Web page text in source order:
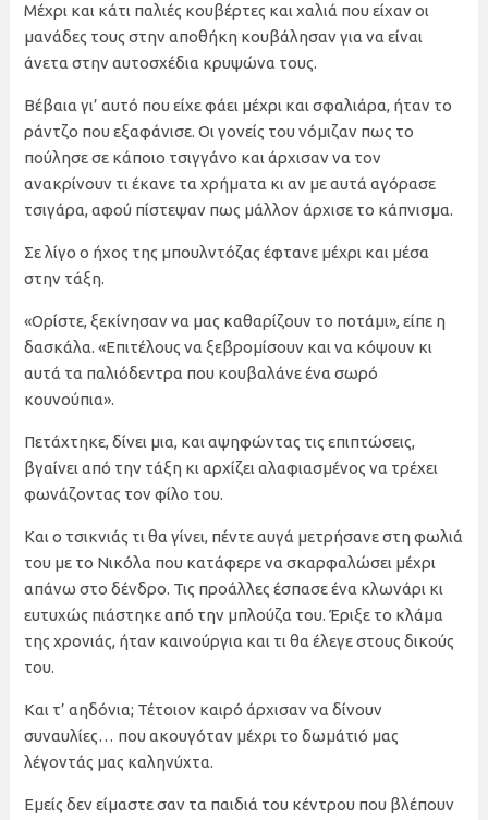
Μέχρι και κάτι παλιές κουβέρτες και χαλιά που είχαν οι
μανάδες τους στην αποθήκη κουβάλησαν για να είναι
άνετα στην αυτοσχέδια κρυψώνα τους.
Βέβαια γι’ αυτό που είχε φάει μέχρι και σφαλιάρα, ήταν το
ράντζο που εξαφάνισε. Οι γονείς του νόμιζαν πως το
πούλησε σε κάποιο τσιγγάνο και άρχισαν να τον
ανακρίνουν τι έκανε τα χρήματα κι αν με αυτά αγόρασε
τσιγάρα, αφού πίστεψαν πως μάλλον άρχισε το κάπνισμα.
Σε λίγο ο ήχος της μπουλντόζας έφτανε μέχρι και μέσα
στην τάξη.
«Ορίστε, ξεκίνησαν να μας καθαρίζουν το ποτάμι», είπε η
δασκάλα. «Επιτέλους να ξεβρομίσουν και να κόψουν κι
αυτά τα παλιόδεντρα που κουβαλάνε ένα σωρό
κουνούπια».
Πετάχτηκε, δίνει μια, και αψηφώντας τις επιπτώσεις,
βγαίνει από την τάξη κι αρχίζει αλαφιασμένος να τρέχει
φωνάζοντας τον φίλο του.
Και ο τσικνιάς τι θα γίνει, πέντε αυγά μετρήσανε στη φωλιά
του με το Νικόλα που κατάφερε να σκαρφαλώσει μέχρι
απάνω στο δένδρο. Τις προάλλες έσπασε ένα κλωνάρι κι
ευτυχώς πιάστηκε από την μπλούζα του. Έριξε το κλάμα
της χρονιάς, ήταν καινούργια και τι θα έλεγε στους δικούς
του.
Και τ’ αηδόνια; Τέτοιον καιρό άρχισαν να δίνουν
συναυλίες… που ακουγόταν μέχρι το δωμάτιό μας
λέγοντάς μας καληνύχτα.
Εμείς δεν είμαστε σαν τα παιδιά του κέντρου που βλέπουν